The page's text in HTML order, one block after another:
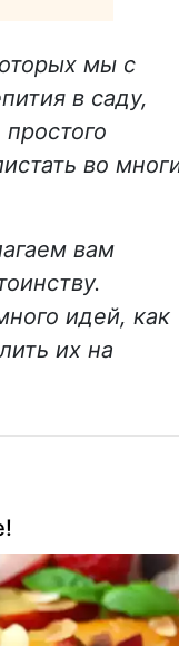
мы с
в саду,
во
вам
идей, как
их на